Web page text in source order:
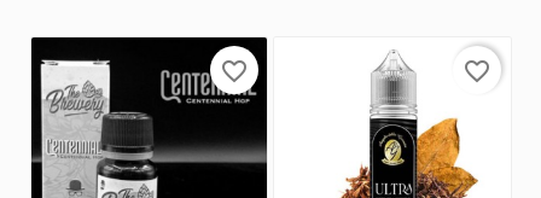
favorite_border favorite_border